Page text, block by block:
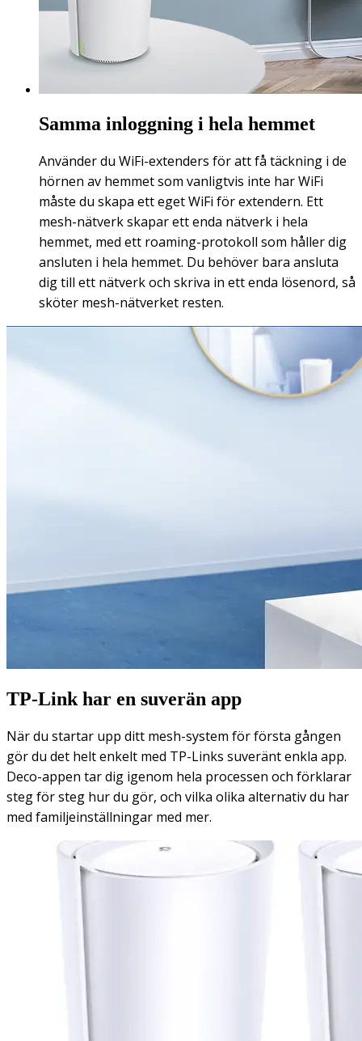
Samma inloggning i hela hemmet
Använder du WiFi-extenders för att få täckning i de
hörnen av hemmet som vanligtvis inte har WiFi
måste du skapa ett eget WiFi för extendern. Ett
mesh-nätverk skapar ett enda nätverk i hela
hemmet, med ett roaming-protokoll som håller dig
ansluten i hela hemmet. Du behöver bara ansluta
dig till ett nätverk och skriva in ett enda lösenord, så
sköter mesh-nätverket resten.
TP-Link har en suverän app
När du startar upp ditt mesh-system för första gången
gör du det helt enkelt med TP-Links suveränt enkla app.
Deco-appen tar dig igenom hela processen och förklarar
steg för steg hur du gör, och vilka olika alternativ du har
med familjeinställningar med mer.